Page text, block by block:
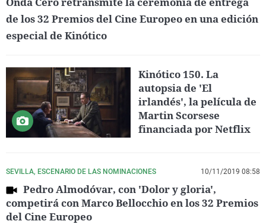
de los 32 Premios del Cine Europeo en una edición
especial de Kinótico
Kinótico 150. La
autopsia de 'El
irlandés', la película de
Martin Scorsese
financiada por Netflix
SEVILLA, ESCENARIO DE LAS NOMINACIONES 10/11/2019 08:58
Pedro Almodóvar, con 'Dolor y gloria',
competirá con Marco Bellocchio en los 32 Premios
del Cine Europeo